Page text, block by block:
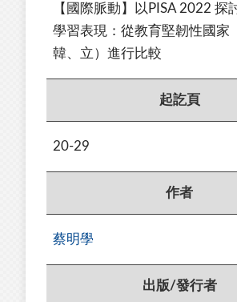
【國際脈動】以PISA 2022 探
學習表現：從教育堅韌性國家
韓、立）進行比較
起訖頁
20-29
作者
蔡明學
出版/發行者